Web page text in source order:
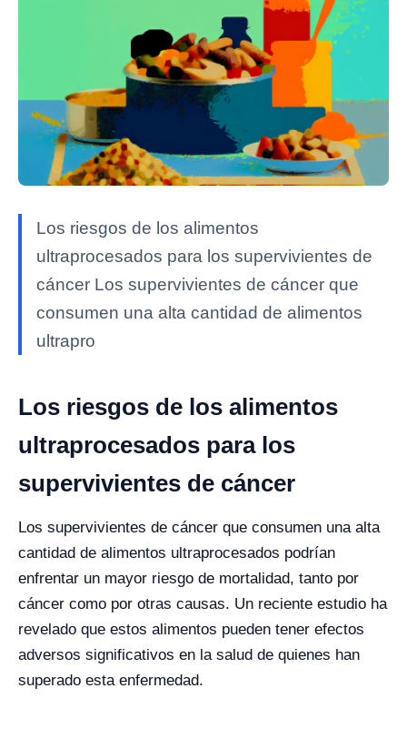
Los riesgos de los alimentos
ultraprocesados para los supervivientes de
cáncer Los supervivientes de cáncer que
consumen una alta cantidad de alimentos
ultrapro
Los riesgos de los alimentos
ultraprocesados para los
supervivientes de cáncer
Los supervivientes de cáncer que consumen una alta
cantidad de alimentos ultraprocesados podrían
enfrentar un mayor riesgo de mortalidad, tanto por
cáncer como por otras causas. Un reciente estudio ha
revelado que estos alimentos pueden tener efectos
adversos significativos en la salud de quienes han
superado esta enfermedad.